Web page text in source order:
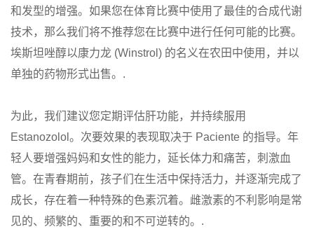
和发型的增强。如果您在体育比赛中使用了最佳的合成代谢
技术，那么我们将不推荐您在比赛中进行任何可能的比赛。
埃斯坦唑醇以康力龙 (Winstrol) 的名义在农田中使用，并以
单独的药物形式出售。.
为此，我们建议您定期评估肝功能，并持续服用
Estanozolol。次要效果的表现取决于 Paciente 的指导。年
轻人要增强妈妈和女性的能力，延长体力和痛苦，刺激血
管。在青春期前，孩子们在生活中保持活力，并逐渐完成了
成长，存在着一种特殊的色素沉着。雌激素的不利影响是常
见的、频繁的、重要的和不可逆转的。.